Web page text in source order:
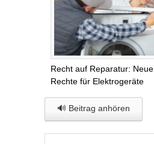
Recht auf Reparatur: Neue
Rechte für Elektrogeräte
🔊 Beitrag anhören